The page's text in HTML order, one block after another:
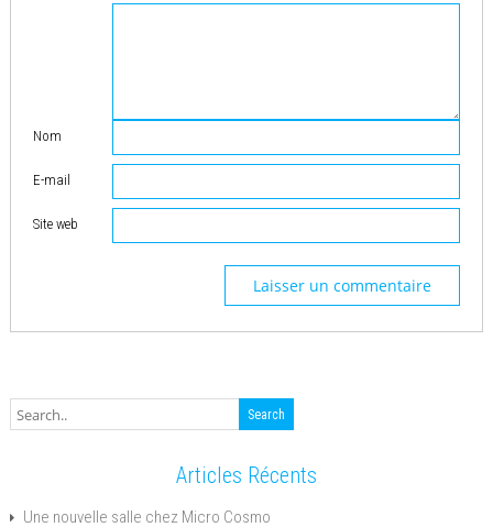
Nom
E-mail
Site web
Articles Récents
Une nouvelle salle chez Micro Cosmo